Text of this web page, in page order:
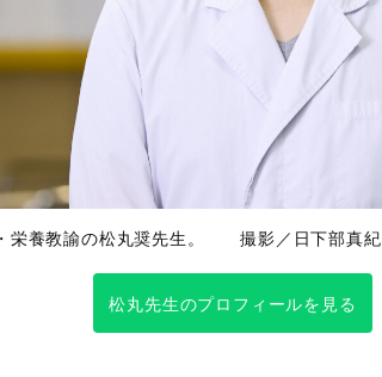
栄養教諭の松丸奨先生。 撮影／日下部真紀
松丸先生のプロフィールを見る